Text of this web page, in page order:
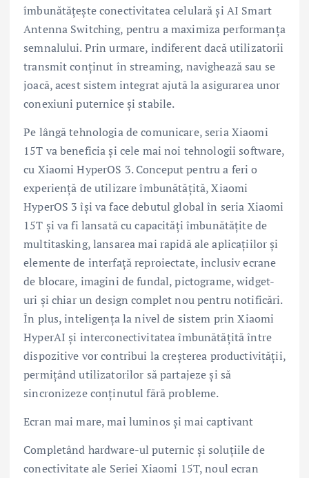
îmbunătățește conectivitatea celulară și AI Smart
Antenna Switching, pentru a maximiza performanța
semnalului. Prin urmare, indiferent dacă utilizatorii
transmit conținut în streaming, navighează sau se
joacă, acest sistem integrat ajută la asigurarea unor
conexiuni puternice și stabile.
Pe lângă tehnologia de comunicare, seria Xiaomi
15T va beneficia și cele mai noi tehnologii software,
cu Xiaomi HyperOS 3. Conceput pentru a feri o
experiență de utilizare îmbunătățită, Xiaomi
HyperOS 3 își va face debutul global în seria Xiaomi
15T și va fi lansată cu capacități îmbunătățite de
multitasking, lansarea mai rapidă ale aplicațiilor și
elemente de interfață reproiectate, inclusiv ecrane
de blocare, imagini de fundal, pictograme, widget-
uri și chiar un design complet nou pentru notificări.
În plus, inteligența la nivel de sistem prin Xiaomi
HyperAI și interconectivitatea îmbunătățită între
dispozitive vor contribui la creșterea productivității,
permițând utilizatorilor să partajeze și să
sincronizeze conținutul fără probleme.
Ecran mai mare, mai luminos și mai captivant
Completând hardware-ul puternic și soluțiile de
conectivitate ale Seriei Xiaomi 15T, noul ecran